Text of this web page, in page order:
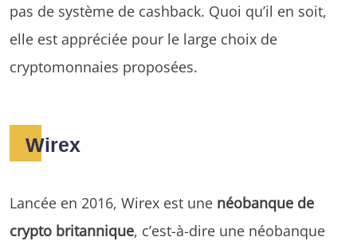
pas de système de cashback. Quoi qu’il en soit,
elle est appréciée pour le large choix de
cryptomonnaies proposées.
Wirex
Lancée en 2016, Wirex est une néobanque de
crypto britannique, c’est-à-dire une néobanque